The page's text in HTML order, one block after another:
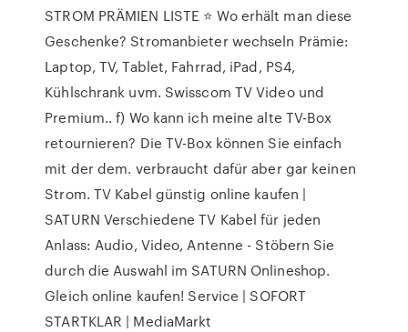
STROM PRÄMIEN LISTE ⭐ Wo erhält man diese
Geschenke? Stromanbieter wechseln Prämie:
Laptop, TV, Tablet, Fahrrad, iPad, PS4,
Kühlschrank uvm. Swisscom TV Video und
Premium.. f) Wo kann ich meine alte TV-Box
retournieren? Die TV-Box können Sie einfach
mit der dem. verbraucht dafür aber gar keinen
Strom. TV Kabel günstig online kaufen |
SATURN Verschiedene TV Kabel für jeden
Anlass: Audio, Video, Antenne - Stöbern Sie
durch die Auswahl im SATURN Onlineshop.
Gleich online kaufen! Service | SOFORT
STARTKLAR | MediaMarkt